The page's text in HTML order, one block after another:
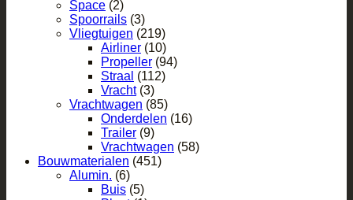
Space (2)
Spoorrails (3)
Vliegtuigen (219)
Airliner (10)
Propeller (94)
Straal (112)
Vracht (3)
Vrachtwagen (85)
Onderdelen (16)
Trailer (9)
Vrachtwagen (58)
Bouwmaterialen (451)
Alumin. (6)
Buis (5)